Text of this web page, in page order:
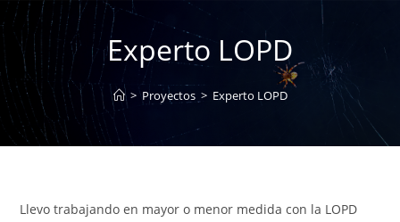
Experto LOPD
> Proyectos > Experto LOPD
Llevo trabajando en mayor o menor medida con la LOPD